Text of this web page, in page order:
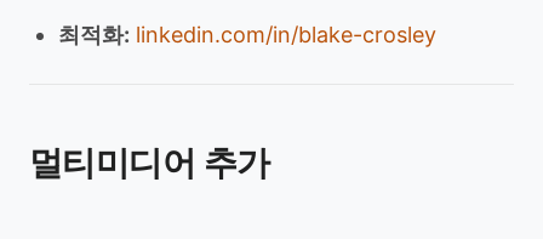
최적화: linkedin.com/in/blake-crosley
멀티미디어 추가